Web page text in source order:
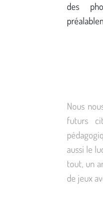
des
Nous
futurs
aussi le
tout, un
de jeux